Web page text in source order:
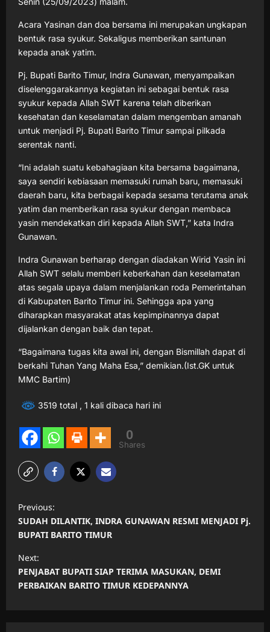
Acara Yasinan dan doa bersama ini merupakan ungkapan
bentuk rasa syukur. Sekaligus memberikan santunan
kepada anak yatim.
Pj. Bupati Barito Timur, Indra Gunawan, menyampaikan
diselenggarakannya kegiatan ini sebagai bentuk rasa
syukur kepada Allah SWT karena telah diberikan
kesehatan dan keselamatan dalam mengemban amanah
untuk menjadi Pj. Bupati Barito Timur sampai pilkada
serentak nanti.
“Ini adalah suatu kebahagiaan kita bersama bagaimana,
saya sendiri kebiasaan memasuki rumah baru, memasuki
daerah baru, kita berbagai kepada sesama terutama anak
yatim dan memberikan rasa syukur dengan membaca
yasin mendekatkan diri kepada Allah SWT,” kata Indra
Gunawan.
Indra Gunawan berharap dengan diadakan Wirid Yasin ini
Allah SWT selalu memberi keberkahan dan keselamatan
atas segala upaya dalam menjalankan roda Pemerintahan
di Kabupaten Barito Timur ini. Sehingga apa yang
diharapkan masyarakat atas kepimpinannya dapat
dijalankan dengan baik dan tepat.
“Bagaimana tugas kita awal ini, dengan Bismillah dapat di
berkahi Tuhan Yang Maha Esa,” demikian.(Ist.GK untuk
MMC Bartim)
3519 total , 1 kali dibaca hari ini
0
Shares
o
s
t
n
a
Previous:
SUDAH DILANTIK, INDRA GUNAWAN RESMI MENJADI Pj.
BUPATI BARITO TIMUR
Next:
PENJABAT BUPATI SIAP TERIMA MASUKAN, DEMI
PERBAIKAN BARITO TIMUR KEDEPANNYA